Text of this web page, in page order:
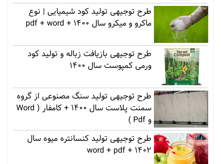
طرح توجیهی تولید کود شیمیایی | نوع
ماکرو و میکرو سال 1400 + pdf + word
طرح توجیهی بازیافت زباله و تولید کود
ورمی کمپوست سال 1400
طرح توجیهی تولید سنگ مصنوعی از گروه
سمنت پلاست سال 1400 + کامفار ( Word
و Pdf )
طرح توجیهی تولید کنسانتره میوه سال
1402 + word + pdf